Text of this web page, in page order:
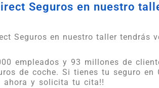
Seguros en nuestro
Seguros en nuestro taller tendrás
empleados y 93 millones de
de coche. Si tienes tu seguro
ahora y solicita tu cita!!